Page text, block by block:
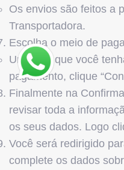
Os envios são feitos a
Transportadora.
Escolha o meio de
Uma vez que você
pagamento, clique
Finalmente na
revisar toda a
os seus dados. Logo
Você será redirigido
complete os dados